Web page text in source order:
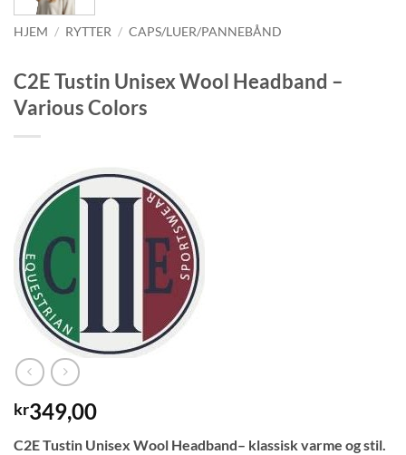
HJEM / RYTTER / CAPS/LUER/PANNEBÅND
C2E Tustin Unisex Wool Headband –
Various Colors
kr349,00
C2E Tustin Unisex Wool Headband– klassisk varme og stil.